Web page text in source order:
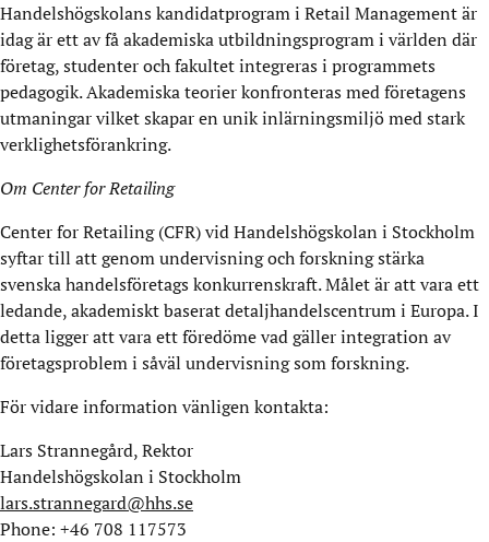
Handelshögskolans kandidatprogram i Retail Management är
idag är ett av få akademiska utbildningsprogram i världen där
företag, studenter och fakultet integreras i programmets
pedagogik. Akademiska teorier konfronteras med företagens
utmaningar vilket skapar en unik inlärningsmiljö med stark
verklighetsförankring.
Om Center for Retailing
Center for Retailing (CFR) vid Handelshögskolan i Stockholm
syftar till att genom undervisning och forskning stärka
svenska handelsföretags konkurrenskraft. Målet är att vara ett
ledande, akademiskt baserat detaljhandelscentrum i Europa. I
detta ligger att vara ett föredöme vad gäller integration av
företagsproblem i såväl undervisning som forskning.
För vidare information vänligen kontakta:
Lars Strannegård, Rektor
Handelshögskolan i Stockholm
lars.strannegard@hhs.se
Phone: +46 708 117573